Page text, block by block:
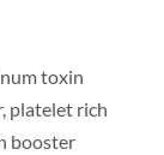
toxin
platelet rich
booster